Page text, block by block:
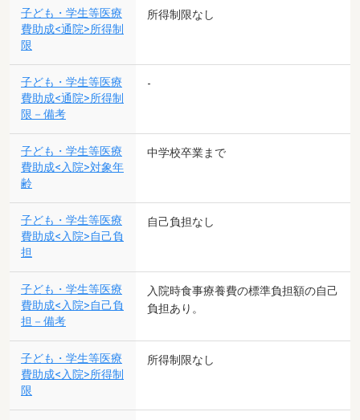
子ども・学生等医療
費助成<通院>所得制
限
所得制限なし
子ども・学生等医療
費助成<通院>所得制
限－備考
-
子ども・学生等医療
費助成<入院>対象年
齢
中学校卒業まで
子ども・学生等医療
費助成<入院>自己負
担
自己負担なし
子ども・学生等医療
費助成<入院>自己負
担－備考
入院時食事療養費の標準負担額の自己
負担あり。
子ども・学生等医療
費助成<入院>所得制
限
所得制限なし